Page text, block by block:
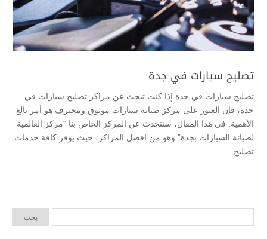
تصليح سيارات في جدة
تصليح سيارات في جدة إذا كنت تبحث عن مراكز تصليح سيارات في
جدة، فإن العثور على مركز صيانة سيارات موثوق ومحترف هو أمر بالغ
الأهمية. في هذا المقال، سنتحدث عن المركز الخاص بنا “مركز العالمية
لصيانة السيارات بجدة” وهو من افضل المراكز، حيث يوفر كافة خدمات
تصليح...